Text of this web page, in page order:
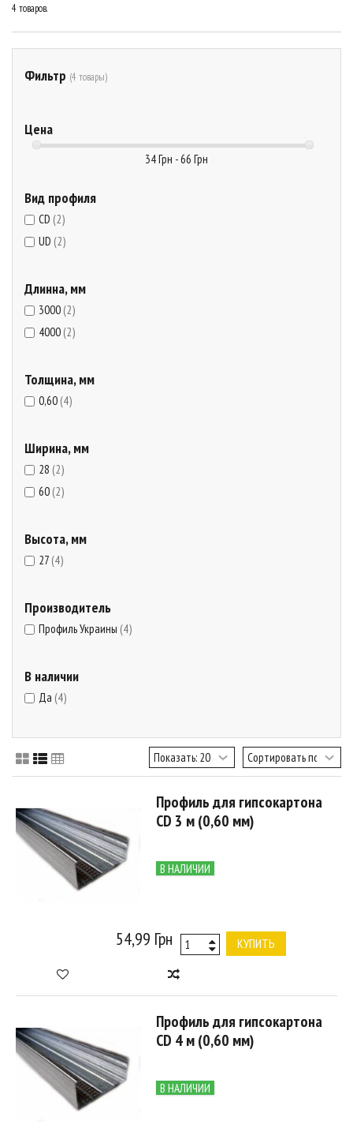
4 товаров.
Фильтр (4 товары)
Цена
34 Грн - 66 Грн
Вид профиля
CD (2)
UD (2)
Длинна, мм
3000 (2)
4000 (2)
Толщина, мм
0,60 (4)
Ширина, мм
28 (2)
60 (2)
Высота, мм
27 (4)
Производитель
Профиль Украины (4)
В наличии
Да (4)
Профиль для гипсокартона
CD 3 м (0,60 мм)
В НАЛИЧИИ
54,99 Грн КУПИТЬ
Профиль для гипсокартона
CD 4 м (0,60 мм)
В НАЛИЧИИ